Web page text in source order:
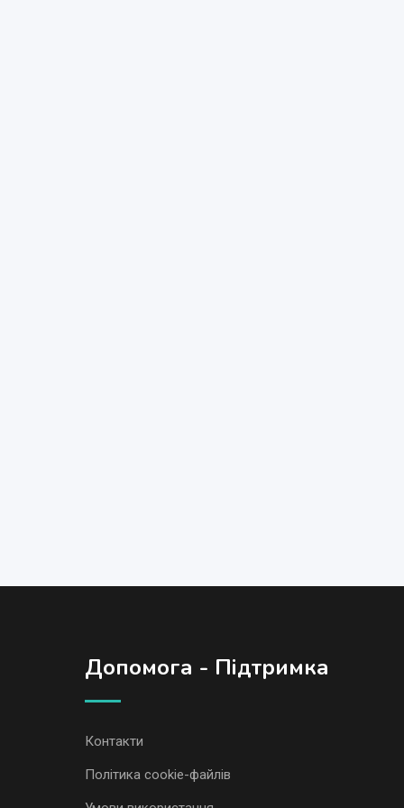
Допомога - Підтримка
Контакти
Політика cookie-файлів